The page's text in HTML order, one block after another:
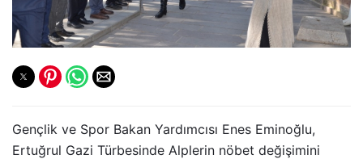
Gençlik ve Spor Bakan Yardımcısı Enes Eminoğlu,
Ertuğrul Gazi Türbesinde Alplerin nöbet değişimini